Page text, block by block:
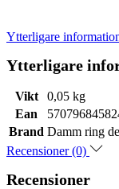
Ytterligare
Ytterligare
Vikt
0,05 kg
Ean
Brand Damm ring
Recensioner (0)
Recensioner